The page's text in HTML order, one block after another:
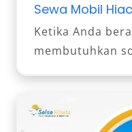
Sewa Mobil
Ketika Anda
membutuhkan